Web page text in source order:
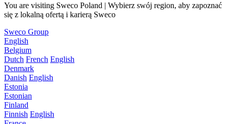
You are visiting Sweco Poland | Wybierz swój region, aby zapoznać
się z lokalną ofertą i karierą Sweco
Sweco Group
English
Belgium
Dutch French English
Denmark
Danish English
Estonia
Estonian
Finland
Finnish English